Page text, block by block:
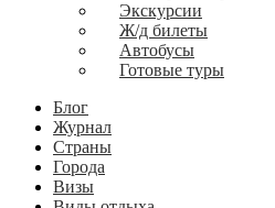
Экскурсии
Ж/д билеты
Автобусы
Готовые туры
Блог
Журнал
Страны
Города
Визы